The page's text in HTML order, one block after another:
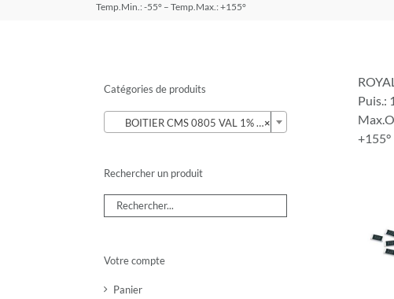
Temp.Min.: -55° – Temp.Max.: +155°
Puis.:
+155°
Catégories de produits
×
BOITIER CMS 0805 VAL 1% (424)
Rechercher un produit
Votre compte
Panier